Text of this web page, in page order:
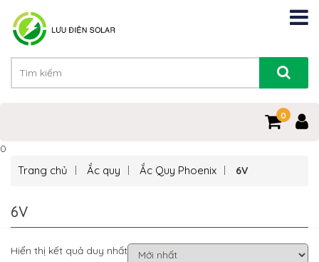
0
0
Trang chủ Ắc quy Ắc Quy Phoenix 6V
6V
Hiển thị kết quả duy nhất